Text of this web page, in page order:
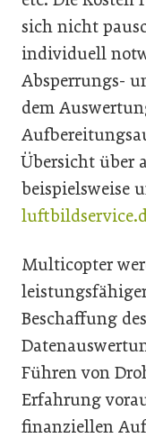
sich nicht
individuell
Absperrungs-
dem
Übersicht über
beispielsweise
Multicopter
Beschaffung
Führen von
Erfahrung
finanziellen